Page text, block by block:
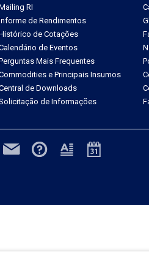
RI
de Rendimentos
de Cotações
de Eventos
Mais Frequentes
e Principais Insumos
de Downloads
de Informações